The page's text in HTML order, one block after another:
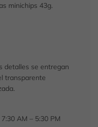
minichips 43g.
detalles se entregan
transparente
AM – 5:30 PM